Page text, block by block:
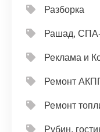
Разборка
Рашад,
Реклама и
Ремонт
Ремонт
Рубин,